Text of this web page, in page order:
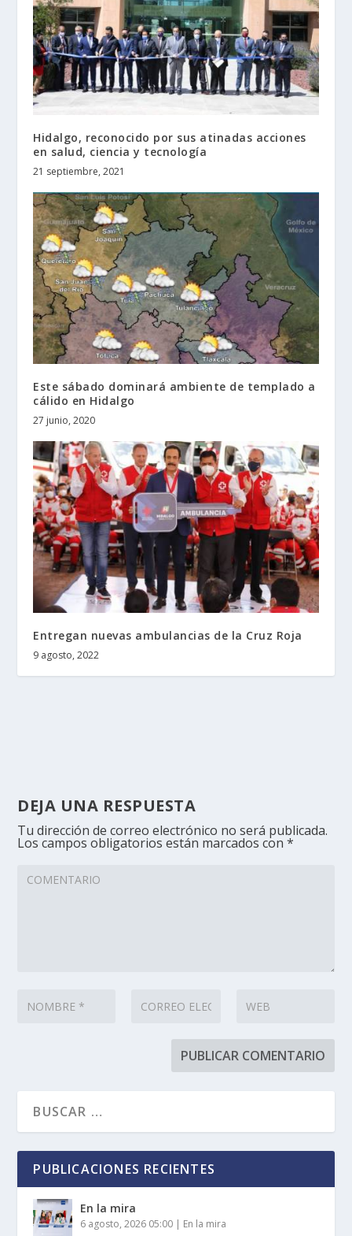
Hidalgo, reconocido por sus atinadas acciones
en salud, ciencia y tecnología
21 septiembre, 2021
Este sábado dominará ambiente de templado a
cálido en Hidalgo
27 junio, 2020
Entregan nuevas ambulancias de la Cruz Roja
9 agosto, 2022
DEJA UNA RESPUESTA
Tu dirección de correo electrónico no será publicada.
Los campos obligatorios están marcados con*
PUBLICACIONES RECIENTES
En la mira
6 agosto, 2026 05:00 | En la mira